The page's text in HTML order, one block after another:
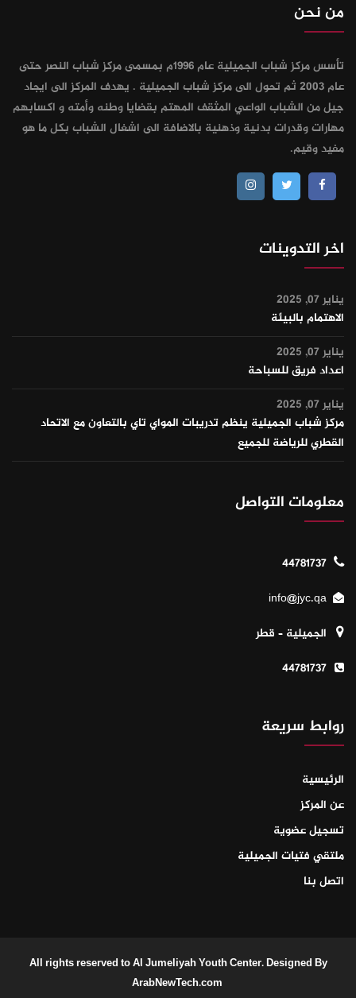
من نحن
تأسس مركز شباب الجميلية عام 1996م بمسمى مركز شباب النصر حتى
عام 2003 ثم تحول الى مركز شباب الجميلية . يهدف المركز الى ايجاد
جيل من الشباب الواعي المثقف المهتم بقضايا وطنه وأمته و اكسابهم
مهارات وقدرات بدنية وذهنية بالاضافة الى اشغال الشباب بكل ما هو
مفيد وقيم.
اخر التدوينات
يناير 07, 2025
الاهتمام بالبيئة
يناير 07, 2025
اعداد فريق للسباحة
يناير 07, 2025
مركز شباب الجميلية ينظم تدريبات المواي تاي بالتعاون مع الاتحاد
القطري للرياضة للجميع
معلومات التواصل
44781737
info@jyc.qa
الجميلية – قطر
44781737
روابط سريعة
الرئيسية
عن المركز
تسجيل عضوية
ملتقي فتيات الجميلية
اتصل بنا
All rights reserved to Al Jumeliyah Youth Center. Designed By
ArabNewTech.com